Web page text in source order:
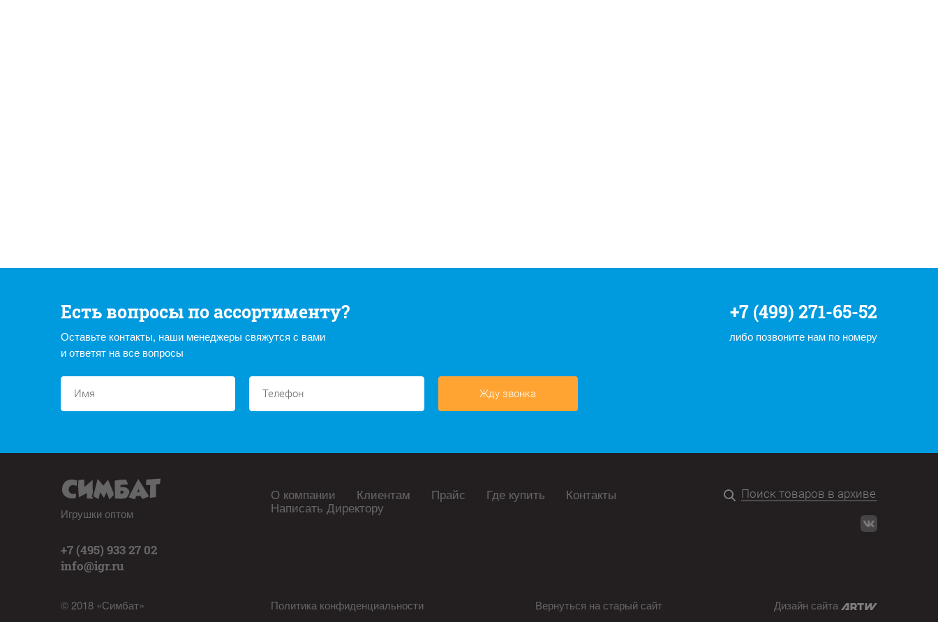
Есть вопросы по ассортименту?
Оставьте контакты, наши менеджеры свяжутся с вами
и ответят на все вопросы
+7 (499) 271-65-52
либо позвоните нам по номеру
Жду звонка
Игрушки оптом
+7 (495) 933 27 02
info@igr.ru
© 2018 «Симбат»
О компании Клиентам Прайс Где купить Контакты
Написать Директору
Политика конфиденциальности Вернуться на старый сайт Дизайн сайта